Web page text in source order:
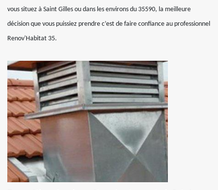
vous situez à Saint Gilles ou dans les environs du 35590, la meilleure
décision que vous puissiez prendre c’est de faire confiance au professionnel
Renov'Habitat 35.